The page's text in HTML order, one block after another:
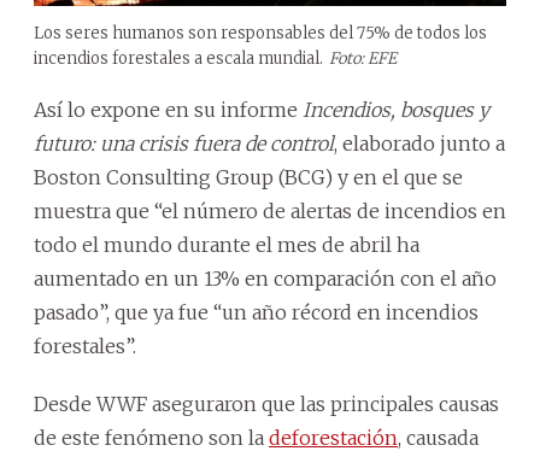
Los seres humanos son responsables del 75% de todos los
incendios forestales a escala mundial. Foto: EFE
Así lo expone en su informe Incendios, bosques y
futuro: una crisis fuera de control, elaborado junto a
Boston Consulting Group (BCG) y en el que se
muestra que “el número de alertas de incendios en
todo el mundo durante el mes de abril ha
aumentado en un 13% en comparación con el año
pasado”, que ya fue “un año récord en incendios
forestales”.
Desde WWF aseguraron que las principales causas
de este fenómeno son la deforestación, causada